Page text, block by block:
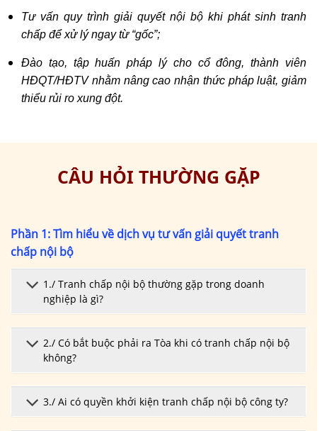
Tư vấn quy trình giải quyết nội bộ khi phát sinh tranh
chấp để xử lý ngay từ “gốc”;
Đào tạo, tập huấn pháp lý cho cổ đông, thành viên
HĐQT/HĐTV nhằm nâng cao nhận thức pháp luật, giảm
thiểu rủi ro xung đột.
CÂU HỎI THƯỜNG GẶP
Phần 1: Tìm hiểu về dịch vụ tư vấn giải quyết tranh
chấp nội bộ
1./ Tranh chấp nội bộ thường gặp trong doanh
nghiệp là gì?
2./ Có bắt buộc phải ra Tòa khi có tranh chấp nội bộ
không?
3./ Ai có quyền khởi kiện tranh chấp nội bộ công ty?